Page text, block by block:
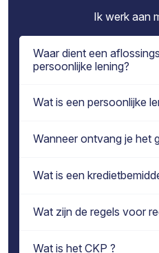
Ik werk aan
Waar dient een
persoonlijke lening?
Wat is een persoonlijke
Wanneer ontvang je het
Wat is een
Wat zijn de regels voor
Wat is het CKP ?